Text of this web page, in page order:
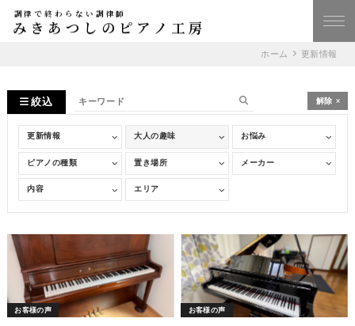
調律で終わらない調律師
みきあつしのピアノ工房
ホーム 更新情報
絞込 解除
お客様の声 お客様の声